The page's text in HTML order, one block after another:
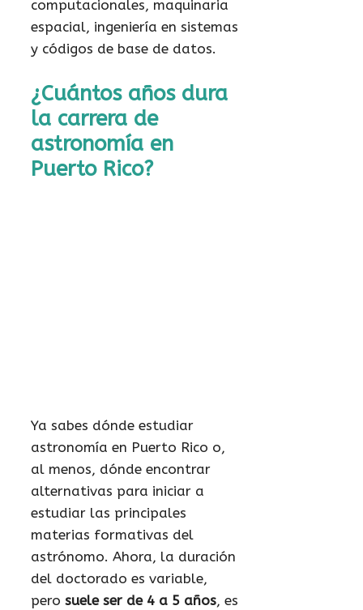
computacionales, maquinaria
espacial, ingeniería en sistemas
y códigos de base de datos.
¿Cuántos años dura
la carrera de
astronomía en
Puerto Rico?
Ya sabes dónde estudiar
astronomía en Puerto Rico o,
al menos, dónde encontrar
alternativas para iniciar a
estudiar las principales
materias formativas del
astrónomo. Ahora, la duración
del doctorado es variable,
pero suele ser de 4 a 5 años, es